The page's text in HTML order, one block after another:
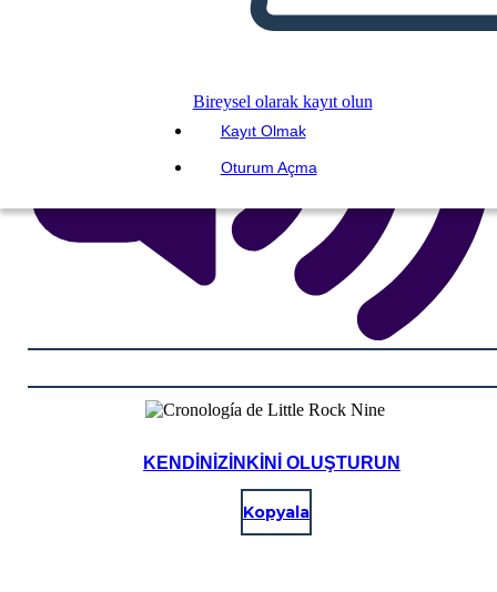
Bireysel olarak kayıt olun
Kayıt Olmak
Oturum Açma
KENDINIZINKINI OLUŞTURUN
Kopyala